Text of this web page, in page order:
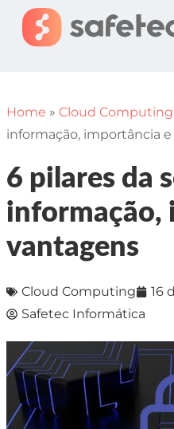
Home » Cloud Computing
informação, importância
6 pilares da
informação,
vantagens
Cloud Computing
16
Safetec Informática